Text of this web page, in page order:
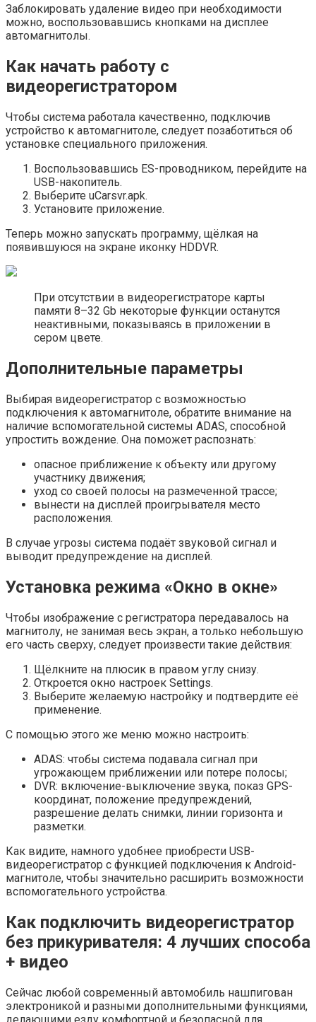
Заблокировать удаление видео при необходимости
можно, воспользовавшись кнопками на дисплее
автомагнитолы.
Как начать работу с
видеорегистратором
Чтобы система работала качественно, подключив
устройство к автомагнитоле, следует позаботиться об
установке специального приложения.
Воспользовавшись ES-проводником, перейдите на
USB-накопитель.
Выберите uCarsvr.apk.
Установите приложение.
Теперь можно запускать программу, щёлкая на
появившуюся на экране иконку HDDVR.
При отсутствии в видеорегистраторе карты
памяти 8–32 Gb некоторые функции останутся
неактивными, показываясь в приложении в
сером цвете.
Дополнительные параметры
Выбирая видеорегистратор с возможностью
подключения к автомагнитоле, обратите внимание на
наличие вспомогательной системы ADAS, способной
упростить вождение. Она поможет распознать:
опасное приближение к объекту или другому
участнику движения;
уход со своей полосы на размеченной трассе;
вынести на дисплей проигрывателя место
расположения.
В случае угрозы система подаёт звуковой сигнал и
выводит предупреждение на дисплей.
Установка режима «Окно в окне»
Чтобы изображение с регистратора передавалось на
магнитолу, не занимая весь экран, а только небольшую
его часть сверху, следует произвести такие действия:
Щёлкните на плюсик в правом углу снизу.
Откроется окно настроек Settings.
Выберите желаемую настройку и подтвердите её
применение.
С помощью этого же меню можно настроить:
ADAS: чтобы система подавала сигнал при
угрожающем приближении или потере полосы;
DVR: включение-выключение звука, показ GPS-
координат, положение предупреждений,
разрешение делать снимки, линии горизонта и
разметки.
Как видите, намного удобнее приобрести USB-
видеорегистратор с функцией подключения к Android-
магнитоле, чтобы значительно расширить возможности
вспомогательного устройства.
Как подключить видеорегистратор
без прикуривателя: 4 лучших способа
+ видео
Сейчас любой современный автомобиль нашпигован
электроникой и разными дополнительными функциями,
делающими езду комфортной и безопасной для